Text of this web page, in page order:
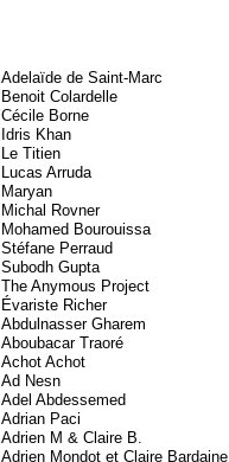
Adelaïde de Saint-Marc
Benoit Colardelle
Cécile Borne
Idris Khan
Le Titien
Lucas Arruda
Maryan
Michal Rovner
Mohamed Bourouissa
Stéfane Perraud
Subodh Gupta
The Anymous Project
Évariste Richer
Abdulnasser Gharem
Aboubacar Traoré
Achot Achot
Ad Nesn
Adel Abdessemed
Adrian Paci
Adrien M & Claire B.
Adrien Mondot et Claire Bardaine